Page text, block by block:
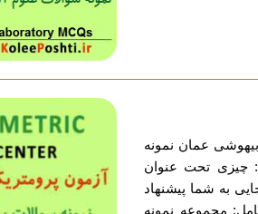
عمان نمونه
پرومتریک بیهوشی 2023 نکته : چیزی تحت عنوان
به شما پیشنهاد
مجموعه نمونه